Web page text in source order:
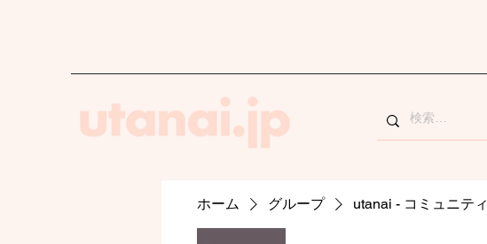
ホーム グループ utanai - コミュニティ